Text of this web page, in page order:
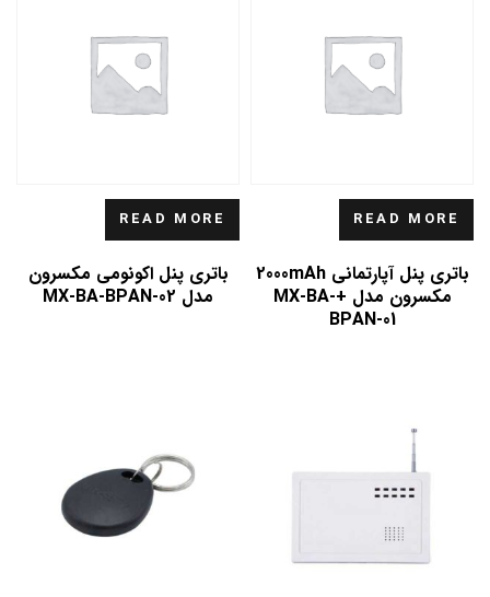
READ MORE
باتری پنل آپارتمانی 2000mAh
مکسرون مدل +MX-BA-
BPAN-01
READ MORE
باتری پنل اکونومی مکسرون
مدل MX-BA-BPAN-02